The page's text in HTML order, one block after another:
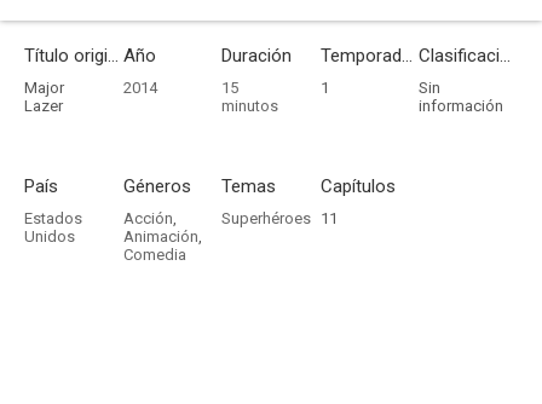
Título original
Major
Lazer
Año
2014
Duración
15
minutos
Temporadas
1
Clasificación por edades
Sin
información
País
Estados
Unidos
Géneros
Acción,
Animación,
Comedia
Temas
Superhéroes
Capítulos
11